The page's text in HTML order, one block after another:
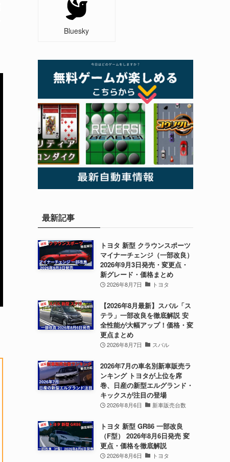
Bluesky
最新記事
トヨタ 新型 クラウンスポーツ
マイナーチェンジ（一部改良）
2026年9月3日発売・変更点・
新グレード・価格まとめ
2026年8月7日 トヨタ
【2026年8月最新】スバル「ス
テラ」一部改良を徹底解説 安
全性能が大幅アップ！価格・変
更点まとめ
2026年8月7日 スバル
2026年7月の車名別新車販売ラ
ンキング トヨタが上位を席
巻、日産の新型エルグランド・
キックスが注目の登場
2026年8月6日 新車販売台数
トヨタ 新型 GR86 一部改良
（F型） 2026年8月6日発売 変
更点・価格を徹底解説
2026年8月6日 トヨタ